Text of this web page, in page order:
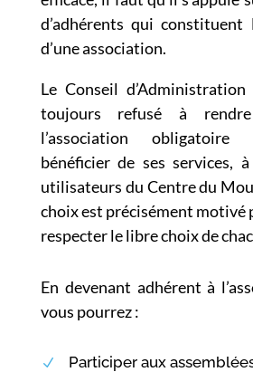
d’adhérents qui constituent
d’une association.
Le Conseil d’Administration
toujours refusé à
l’association
bénéficier de ses services, à
utilisateurs du Centre du
choix est précisément motivé
respecter le libre choix de
En devenant adhérent à
vous pourrez :
N
Participer aux